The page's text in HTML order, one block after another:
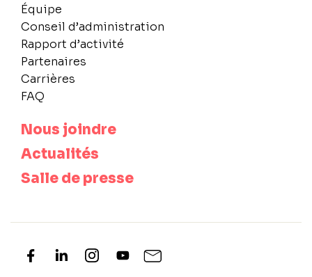
Équipe
Conseil d’administration
Rapport d’activité
Partenaires
Carrières
FAQ
Nous joindre
Actualités
Salle de presse